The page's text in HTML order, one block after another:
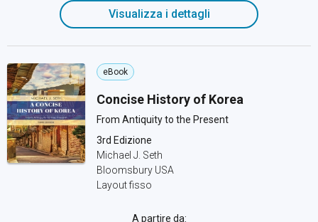
Visualizza i dettagli
eBook
Concise History of Korea
From Antiquity to the Present
3rd Edizione
Michael J. Seth
Bloomsbury USA
Layout fisso
A partire da: